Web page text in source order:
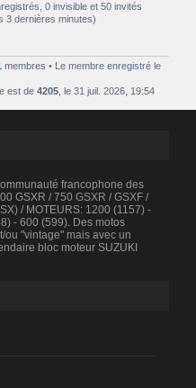
0 invisible et 50 invités
3 dernières minutes)
membres • Le membre enregistré le
est de4205 , le 31 juil. 2026, 19:54
francophone des
GSXR / 750 GSXR / GSXF /
/ MOTEURS: 1200 (1157) -
- 600 (599). Des motos
"vintage" mais avec un
bloc moteur SUZUKI